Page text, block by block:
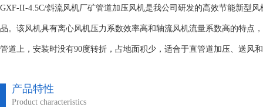
GXF-II-4.5C/斜流风机厂矿管道加压风机是我公司研发的高效节能新型
品。该风机具有离心风机压力系数效率高和轴流风机流量系数高的特点
管道上，安装时没有90度转折，占地面积少，适合于直管道加压、送风
产品特性
Product characteristics